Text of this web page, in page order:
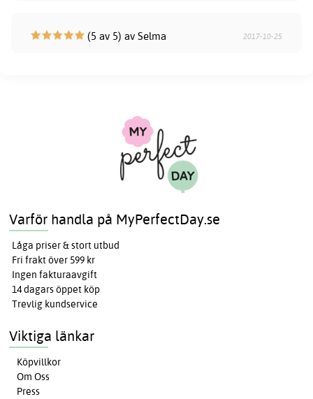
(5 av 5) av Selma 2017-10-25
Varför handla på MyPerfectDay.se
Låga priser & stort utbud
Fri frakt över 599 kr
Ingen fakturaavgift
14 dagars öppet köp
Trevlig kundservice
Viktiga länkar
Köpvillkor
Om Oss
Press